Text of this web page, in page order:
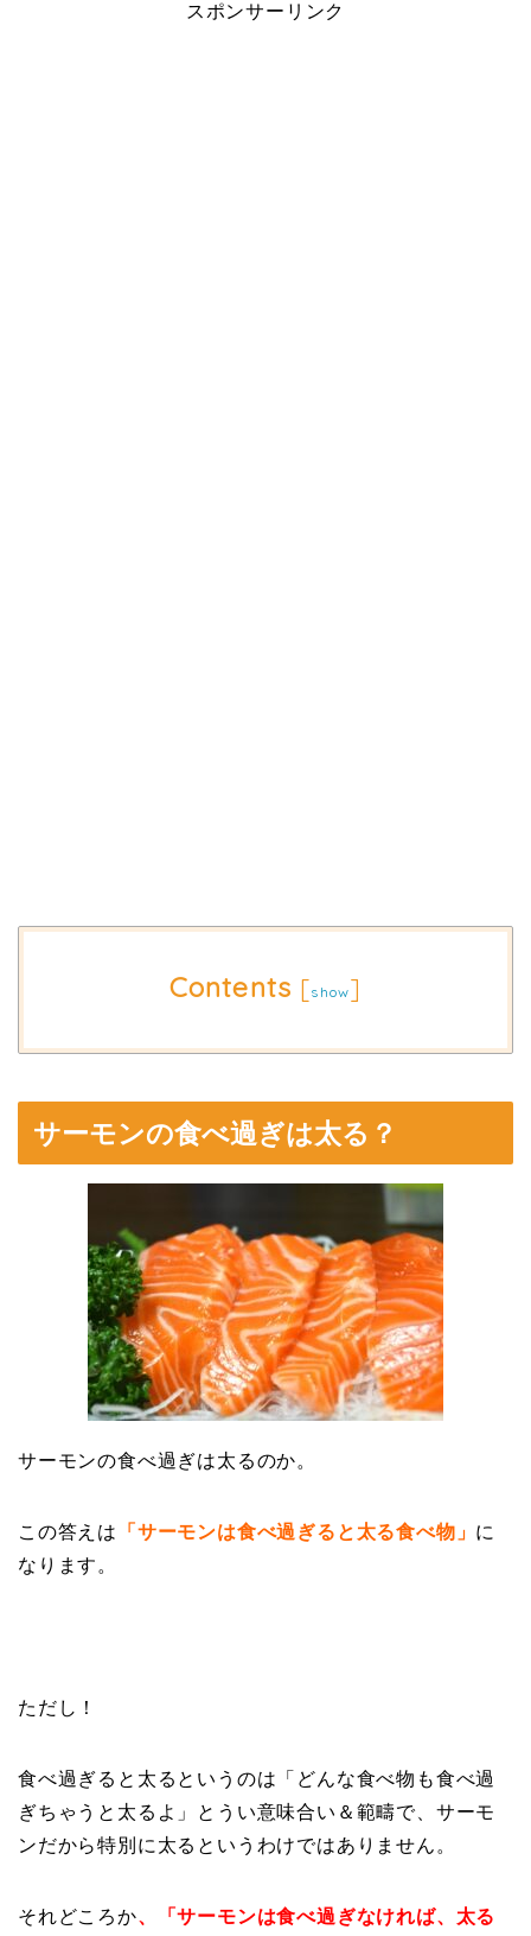
スポンサーリンク
Contents [show]
サーモンの食べ過ぎは太る？
サーモンの食べ過ぎは太るのか。
この答えは 「サーモンは食べ過ぎると太る食べ物」 に
なります。
ただし！
食べ過ぎると太るというのは「どんな食べ物も食べ過
ぎちゃうと太るよ」とうい意味合い＆範疇で、サーモ
ンだから特別に太るというわけではありません。
それどころか、「サーモンは食べ過ぎなければ、太る